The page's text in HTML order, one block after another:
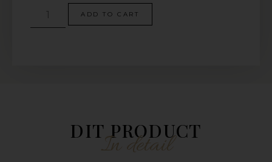
ADD TO CART
DIT PRODUCT
In detail